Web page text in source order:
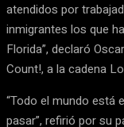
atendidos por
inmigrantes los que
Florida”, declaró
Count!, a la cadena
“Todo el mundo está
pasar”, refirió por su